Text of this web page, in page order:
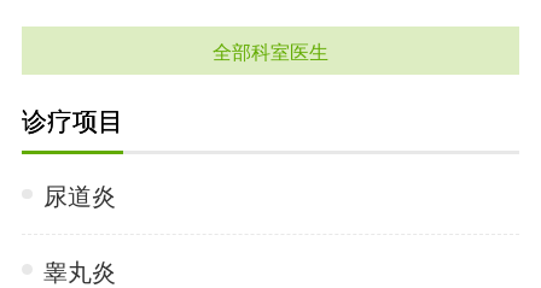
全部科室医生
诊疗项目
尿道炎
睾丸炎